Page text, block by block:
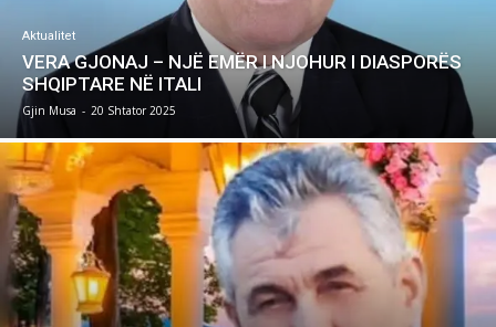
Aktualitet
VERA GJONAJ – NJË EMËR I NJOHUR I DIASPORËS
SHQIPTARE NË ITALI
Gjin Musa - 20 Shtator 2025